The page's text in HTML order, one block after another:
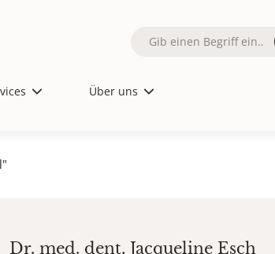
Über uns
Fulltext
Dr. med. dent. Jacqueline Esch